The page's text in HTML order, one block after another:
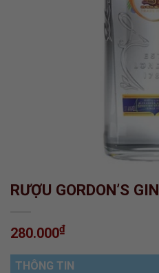
RƯỢU GORDON’S GIN
280.000₫
THÔNG TIN